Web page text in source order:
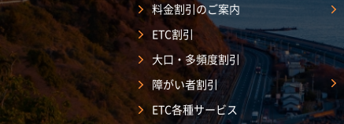
料金割引のご案内
ETC割引
大口・多頻度割引
障がい者割引
ETC各種サービス